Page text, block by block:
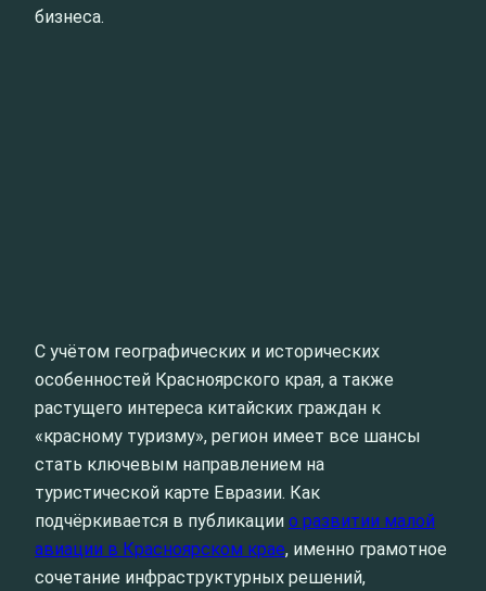
бизнеса.
С учётом географических и исторических
особенностей Красноярского края, а также
растущего интереса китайских граждан к
«красному туризму», регион имеет все шансы
стать ключевым направлением на
туристической карте Евразии. Как
подчёркивается в публикации о развитии малой
авиации в Красноярском крае, именно грамотное
сочетание инфраструктурных решений,